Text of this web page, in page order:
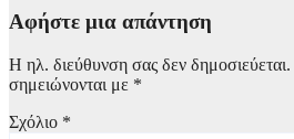
Αφήστε μια απάντηση
Η ηλ. διεύθυνση σας δεν δημοσιεύεται.
σημειώνονται με *
Σχόλιο *